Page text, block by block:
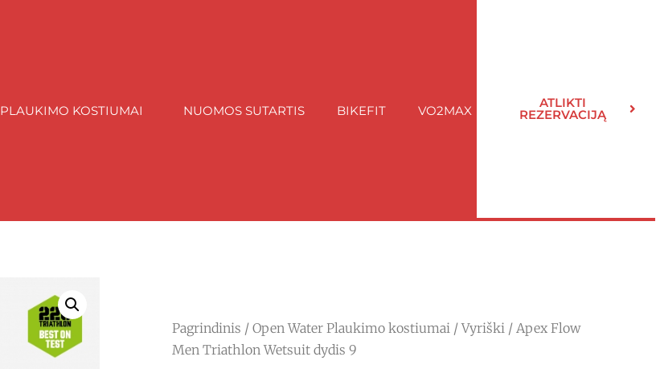
PLAUKIMO KOSTIUMAI NUOMOS SUTARTIS BIKEFIT VO2MAX ATLIKTI
REZERVACIJĄ
Pagrindinis / Open Water Plaukimo kostiumai /Vyriški / Apex Flow
Men Triathlon Wetsuit dydis 9